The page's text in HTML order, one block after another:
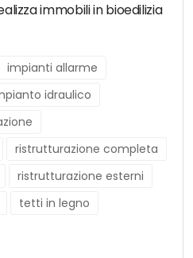
immobili in bioedilizia
impianti allarme
idraulico
ristrutturazione completa
ristrutturazione esterni
tetti in legno